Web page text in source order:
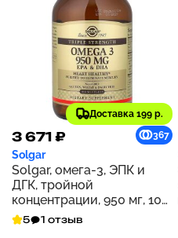
Доставка 199 р.
3 671 ₽ 367
Solgar
Solgar, омега-3, ЭПК и
ДГК, тройной
концентрации, 950 мг, 100
капсул
5 1 отзыв